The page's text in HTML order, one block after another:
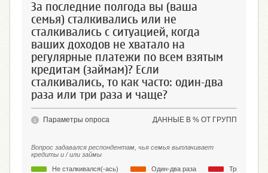
За последние полгода вы (ваша
семья) сталкивались или не
сталкивались с ситуацией, когда
ваших доходов не хватало на
регулярные платежи по всем взятым
кредитам (займам)? Если
сталкивались, то как часто: один-два
раза или три раза и чаще?
ДАННЫЕ В % ОТ ГРУПП
Параметры опроса
Вопрос задавался респондентам, чья семья выплачивает
кредиты и / или займы
Не сталкивался(-ась)
Один-два раза Три раза и